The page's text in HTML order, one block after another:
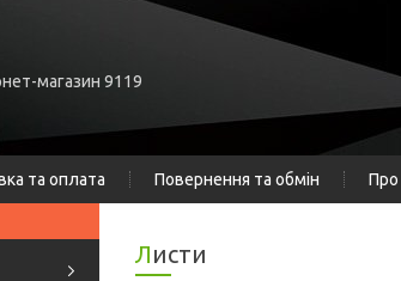
магазин 9119
та оплата Повернення та обмін Про
Листи